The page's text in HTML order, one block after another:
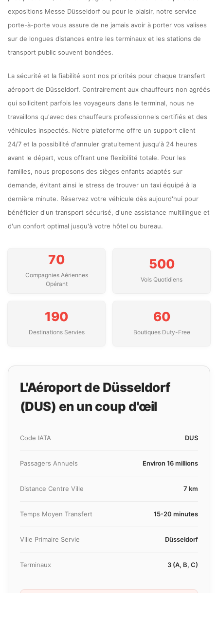
expositions Messe Düsseldorf ou pour le plaisir, notre service
porte-à-porte vous assure de ne jamais avoir à porter vos valises
sur de longues distances entre les terminaux et les stations de
transport public souvent bondées.
La sécurité et la fiabilité sont nos priorités pour chaque transfert
aéroport de Düsseldorf. Contrairement aux chauffeurs non agréés
qui sollicitent parfois les voyageurs dans le terminal, nous ne
travaillons qu'avec des chauffeurs professionnels certifiés et des
véhicules inspectés. Notre plateforme offre un support client
24/7 et la possibilité d'annuler gratuitement jusqu'à 24 heures
avant le départ, vous offrant une flexibilité totale. Pour les
familles, nous proposons des sièges enfants adaptés sur
demande, évitant ainsi le stress de trouver un taxi équipé à la
dernière minute. Réservez votre véhicule dès aujourd'hui pour
bénéficier d'un transport sécurisé, d'une assistance multilingue et
d'un confort optimal jusqu'à votre hôtel ou bureau.
70
Compagnies Aériennes
Opérant
500
Vols Quotidiens
190
Destinations Servies
60
Boutiques Duty-Free
L'Aéroport de Düsseldorf
(DUS) en un coup d'œil
Code IATA DUS
Passagers Annuels Environ 16 millions
Distance Centre Ville 7 km
Temps Moyen Transfert 15-20 minutes
Ville Primaire Servie Düsseldorf
Terminaux 3 (A, B, C)